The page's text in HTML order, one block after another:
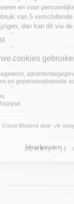
SCHRIJF JE